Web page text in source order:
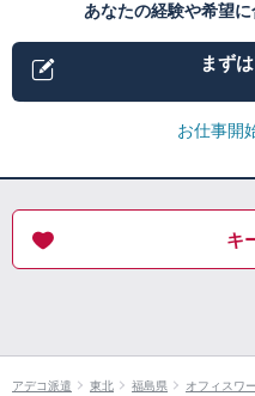
あなたの経験や希望
まず
お仕事開
キ
アデコ派遣 東北 福島県 オフィスワ